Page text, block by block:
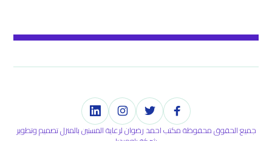
جميع الحقوق محفوظة مكتب احمد رضوان لرعاية المسنين بالمنزل تصميم وتطوير